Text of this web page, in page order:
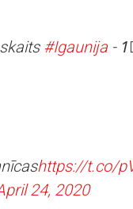
#Igaunija -
https://t.co/
24, 2020